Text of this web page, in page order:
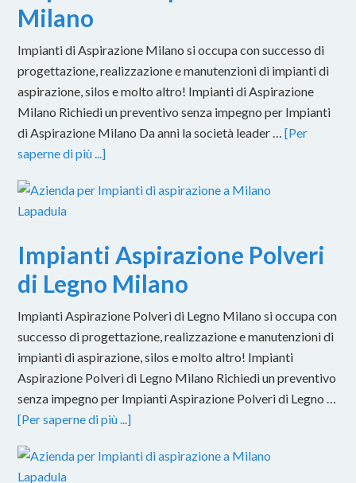
Milano
Impianti di Aspirazione Milano si occupa con successo di
progettazione, realizzazione e manutenzioni di impianti di
aspirazione, silos e molto altro! Impianti di Aspirazione
Milano Richiedi un preventivo senza impegno per Impianti
di Aspirazione Milano Da anni la società leader …[Per
saperne di più ...]
Impianti Aspirazione Polveri
di Legno Milano
Impianti Aspirazione Polveri di Legno Milano si occupa con
successo di progettazione, realizzazione e manutenzioni di
impianti di aspirazione, silos e molto altro! Impianti
Aspirazione Polveri di Legno Milano Richiedi un preventivo
senza impegno per Impianti Aspirazione Polveri di Legno …
[Per saperne di più ...]